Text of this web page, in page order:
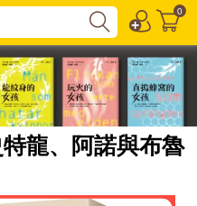
0
龍、阿諾與布魯